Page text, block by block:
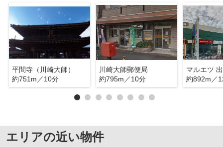
平間寺（川崎大師）
約751m／10分
川崎大師郵便局
約795m／10分
マルエツ
約892m／
エリアの近い物件